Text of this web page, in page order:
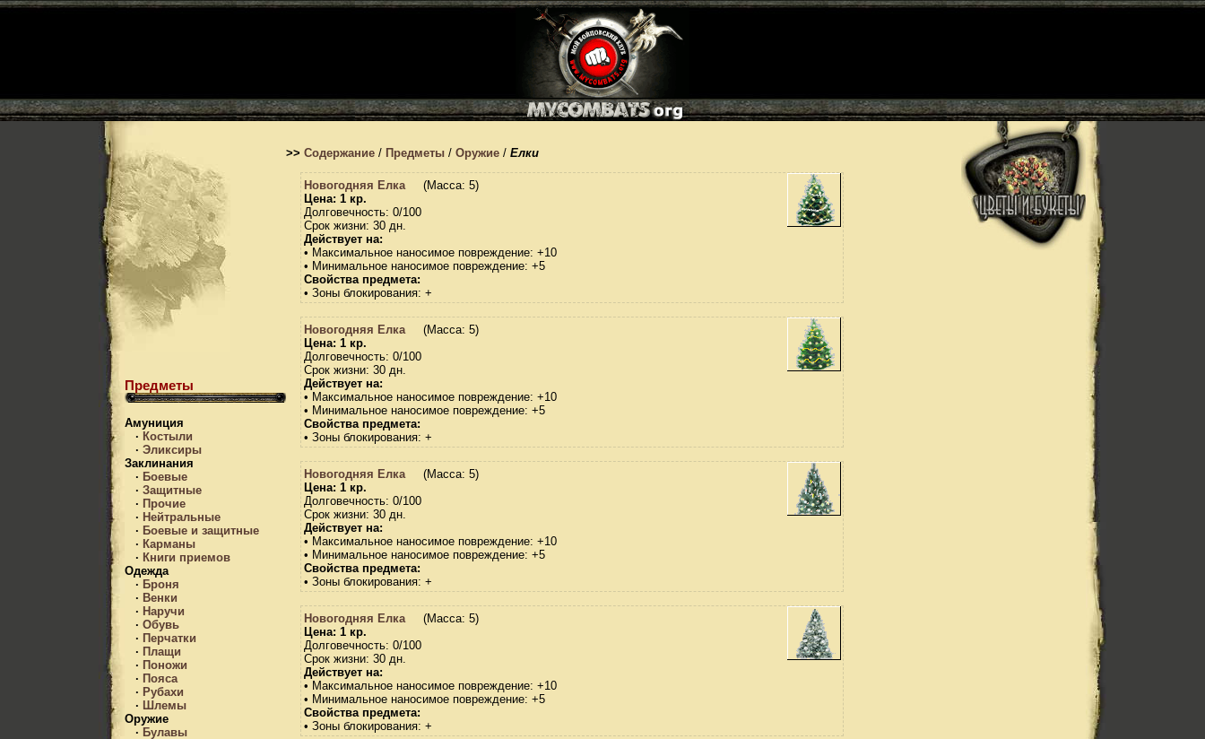
Предметы
Амуниция
· Костыли
· Эликсиры
Заклинания
· Боевые
· Защитные
· Прочие
· Нейтральные
· Боевые и защитные
· Карманы
· Книги приемов
Одежда
· Броня
· Венки
· Наручи
· Обувь
· Перчатки
· Плащи
· Поножи
· Пояса
· Рубахи
· Шлемы
Оружие
· Булавы
>> Содержание / Предметы / Оружие / Елки
Новогодняя Елка
(Масса: 5)
Цена: 1 кр.
Долговечность: 0/100
Срок жизни: 30 дн.
Действует на:
• Максимальное наносимое повреждение: +10
• Минимальное наносимое повреждение: +5
Свойства предмета:
• Зоны блокирования: +
Новогодняя Елка
(Масса: 5)
Цена: 1 кр.
Долговечность: 0/100
Срок жизни: 30 дн.
Действует на:
• Максимальное наносимое повреждение: +10
• Минимальное наносимое повреждение: +5
Свойства предмета:
• Зоны блокирования: +
Новогодняя Елка
(Масса: 5)
Цена: 1 кр.
Долговечность: 0/100
Срок жизни: 30 дн.
Действует на:
• Максимальное наносимое повреждение: +10
• Минимальное наносимое повреждение: +5
Свойства предмета:
• Зоны блокирования: +
Новогодняя Елка
(Масса: 5)
Цена: 1 кр.
Долговечность: 0/100
Срок жизни: 30 дн.
Действует на:
• Максимальное наносимое повреждение: +10
• Минимальное наносимое повреждение: +5
Свойства предмета:
• Зоны блокирования: +